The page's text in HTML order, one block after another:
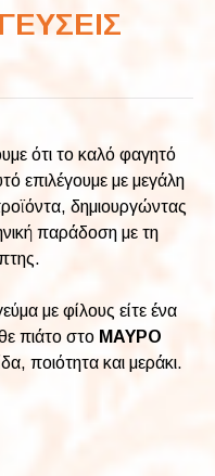
ότι το καλό φαγητό
επιλέγουμε με μεγάλη
δημιουργώντας
παράδοση με τη
με φίλους είτε ένα
πιάτο στο ΜΑΥΡΟ
ποιότητα και μεράκι.